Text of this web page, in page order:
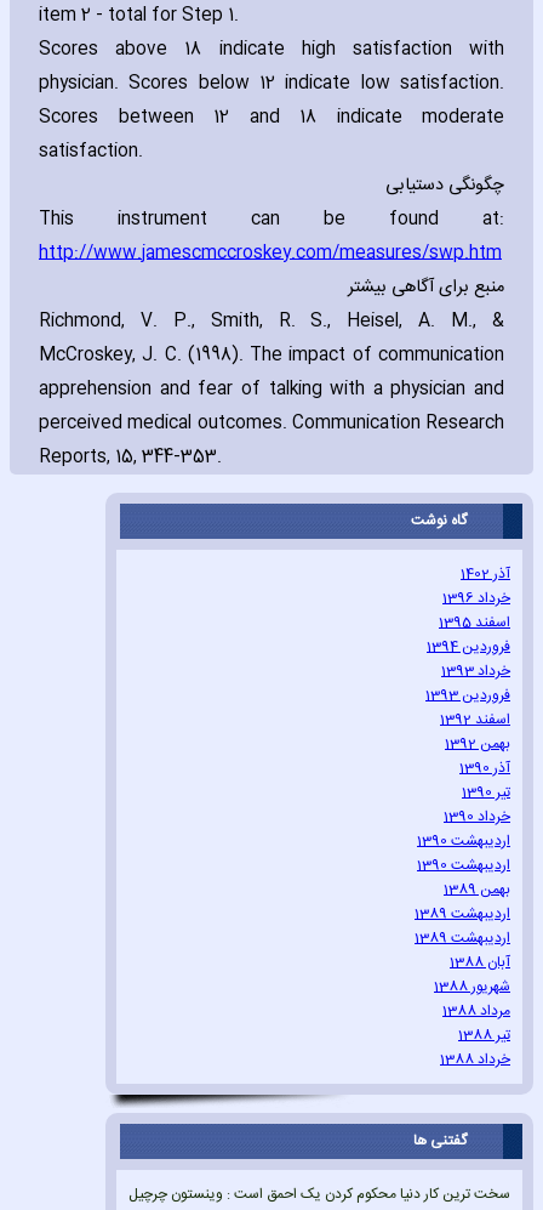
item 2 - total for Step 1.
Scores above 18 indicate high satisfaction with
physician. Scores below 12 indicate low satisfaction.
Scores between 12 and 18 indicate moderate
satisfaction.
چگونگی دستیابی
This instrument can be found at:
http://www.jamescmccroskey.com/measures/swp.htm
منبع برای آگاهی بیشتر
Richmond‚ V. P.‚ Smith‚ R. S.‚ Heisel‚ A. M.‚ &
McCroskey‚ J. C. (1998). The impact of communication
apprehension and fear of talking with a physician and
perceived medical outcomes. Communication Research
Reports‚ 15‚ 344-353.
گاه نوشت
آذر 1402
خرداد 1396
اسفند 1395
فروردین 1394
خرداد 1393
فروردین 1393
اسفند 1392
بهمن 1392
آذر 1390
تیر 1390
خرداد 1390
اردیبهشت 1390
اردیبهشت 1390
بهمن 1389
اردیبهشت 1389
اردیبهشت 1389
آبان 1388
شهریور 1388
مرداد 1388
تیر 1388
خرداد 1388
گفتنی ها
سخت ترین کار دنیا محکوم کردن یک احمق است : وینستون چرچیل